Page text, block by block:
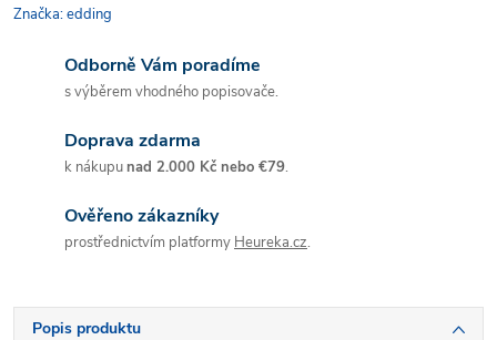
Značka:edding
Odborně Vám poradíme
s výběrem vhodného popisovače.
Doprava zdarma
k nákupunad 2.000 Kč nebo €79.
Ověřeno zákazníky
prostřednictvím platformy Heureka.cz.
Popis produktu